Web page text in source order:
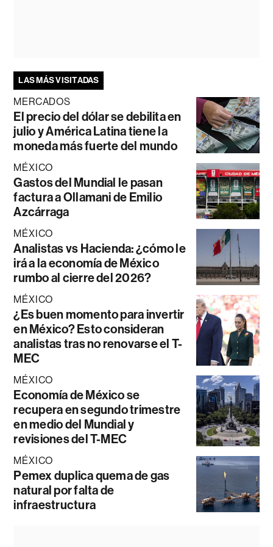
LAS MÁS VISITADAS
MERCADOS
El precio del dólar se debilita en
julio y América Latina tiene la
moneda más fuerte del mundo
MÉXICO
Gastos del Mundial le pasan
factura a Ollamani de Emilio
Azcárraga
MÉXICO
Analistas vs Hacienda: ¿cómo le
irá a la economía de México
rumbo al cierre del 2026?
MÉXICO
¿Es buen momento para invertir
en México? Esto consideran
analistas tras no renovarse el T-
MEC
MÉXICO
Economía de México se
recupera en segundo trimestre
en medio del Mundial y
revisiones del T-MEC
MÉXICO
Pemex duplica quema de gas
natural por falta de
infraestructura